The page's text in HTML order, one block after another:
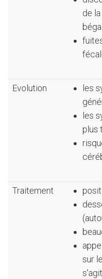
de
Evolution
les
les
plus
Traitement
sur